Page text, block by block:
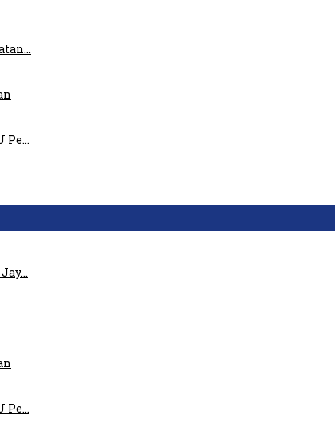
Pe…
Pe…